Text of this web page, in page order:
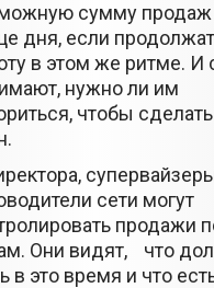
сумму продаж
дня, если продолжат
в этом же ритме. И
нужно ли им
чтобы сделать
сети могут
продажи
Они видят, что
в это время и что